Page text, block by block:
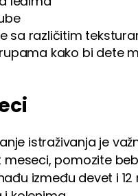
sa različitim
kako bi dete
istraživanja je
meseci, pomozite
između devet i